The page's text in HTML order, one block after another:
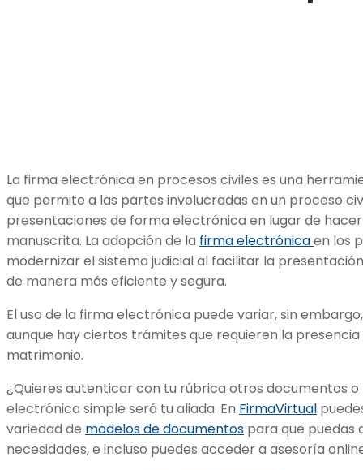
La firma electrónica en procesos civiles es una
que permite a las partes involucradas en un proceso
presentaciones de forma electrónica en lugar de
manuscrita. La adopción de la firma electrónicaen los
modernizar el sistema judicial al facilitar la
de manera más eficiente y segura.
El uso de la firma electrónica puede variar, sin
aunque hay ciertos trámites que requieren la presencia
matrimonio.
¿Quieres autenticar con tu rúbrica otros documentos o
electrónica simple será tu aliada. En FirmaVirtual
variedad de modelos de documentos para que puedas
necesidades, e incluso puedes acceder a asesoría